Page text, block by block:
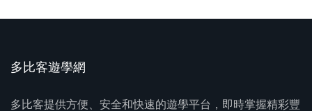
多比客遊學網
多比客提供方便、安全和快速的遊學平台，即時掌握精彩豐